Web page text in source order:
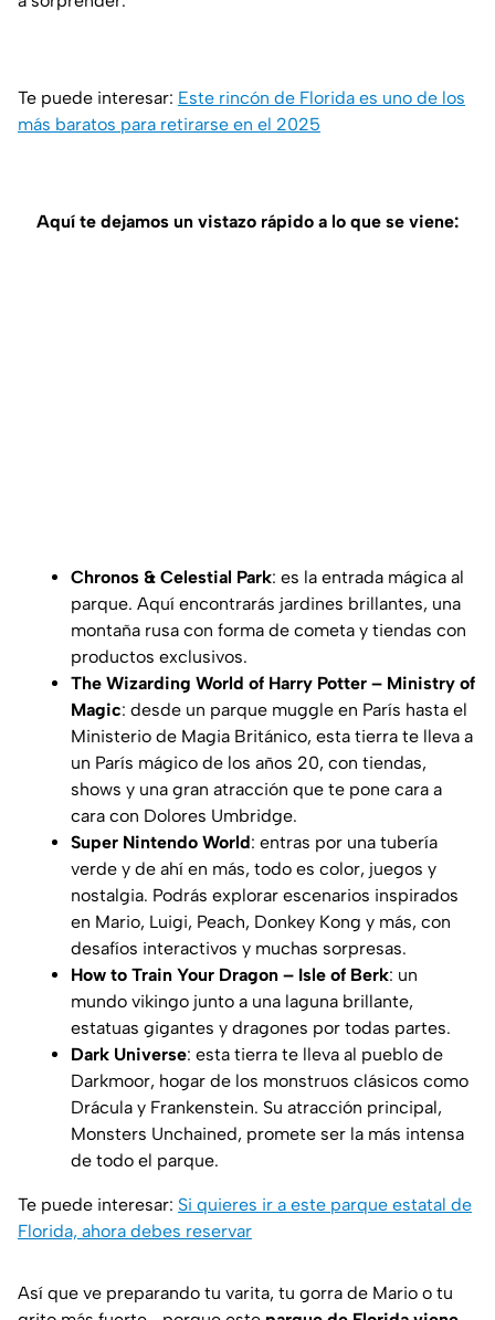
Te puede interesar: Este rincón de Florida es uno de los
más baratos para retirarse en el 2025
Aquí te dejamos un vistazo rápido a lo que se viene:
Chronos & Celestial Park: es la entrada mágica al
parque. Aquí encontrarás jardines brillantes, una
montaña rusa con forma de cometa y tiendas con
productos exclusivos.
The Wizarding World of Harry Potter – Ministry of
Magic: desde un parque muggle en París hasta el
Ministerio de Magia Británico, esta tierra te lleva a
un París mágico de los años 20, con tiendas,
shows y una gran atracción que te pone cara a
cara con Dolores Umbridge.
Super Nintendo World: entras por una tubería
verde y de ahí en más, todo es color, juegos y
nostalgia. Podrás explorar escenarios inspirados
en Mario, Luigi, Peach, Donkey Kong y más, con
desafíos interactivos y muchas sorpresas.
How to Train Your Dragon – Isle of Berk: un
mundo vikingo junto a una laguna brillante,
estatuas gigantes y dragones por todas partes.
Dark Universe: esta tierra te lleva al pueblo de
Darkmoor, hogar de los monstruos clásicos como
Drácula y Frankenstein. Su atracción principal,
Monsters Unchained, promete ser la más intensa
de todo el parque.
Te puede interesar: Si quieres ir a este parque estatal de
Florida, ahora debes reservar
Así que ve preparando tu varita, tu gorra de Mario o tu